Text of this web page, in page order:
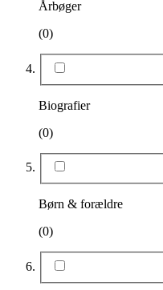
Årbøger
(0)
Biografier
(0)
Børn & forældre
(0)